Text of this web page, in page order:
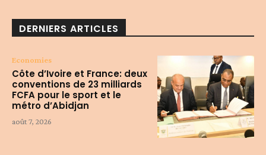
DERNIERS ARTICLES
Economies
Côte d’Ivoire et France: deux
conventions de 23 milliards
FCFA pour le sport et le
métro d’Abidjan
août 7, 2026